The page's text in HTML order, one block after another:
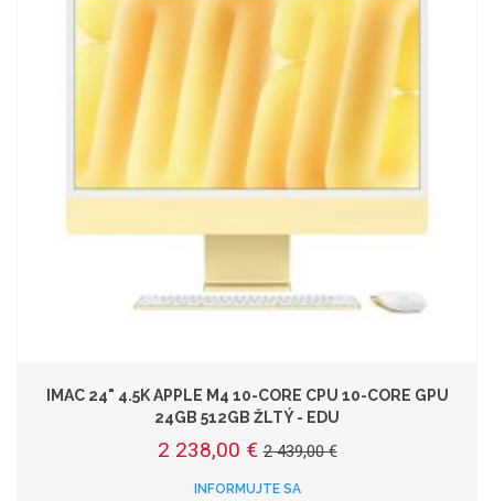
IMAC 24" 4.5K APPLE M4 10-CORE CPU 10-CORE GPU
24GB 512GB ŽLTÝ - EDU
2 238,00 € 2 439,00 €
INFORMUJTE SA